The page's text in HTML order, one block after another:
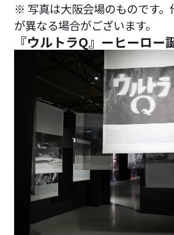
※ 写真は大阪会場のものです。
が異なる場合がございます。
『ウルトラQ』ーヒーロー